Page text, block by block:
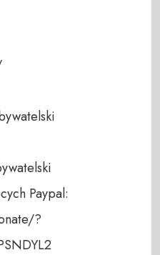
Paypal:
?